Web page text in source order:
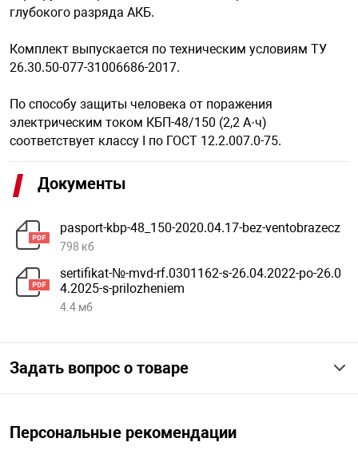
безопасность
оборудование
глубокого разряда АКБ.
Комплект выпускается по техническим условиям ТУ
26.30.50-077-31006686-2017.
По способу защиты человека от поражения
электрическим током КБП-48/150 (2,2 А·ч)
соответствует классу I по ГОСТ 12.2.007.0-75.
Документы
pasport-kbp-48_150-2020.04.17-bez-ventobrazecz
798 кб
sertifikat-№-mvd-rf.0301162-s-26.04.2022-po-26.0
4.2025-s-prilozheniem
4.4 мб
Задать вопрос о товаре
Персональные рекомендации